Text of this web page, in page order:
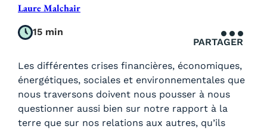
Laure Malchair
15 min
PARTAGER
Les différentes crises financières, économiques,
énergétiques, sociales et environnementales que
nous traversons doivent nous pousser à nous
questionner aussi bien sur notre rapport à la
terre que sur nos relations aux autres, qu’ils